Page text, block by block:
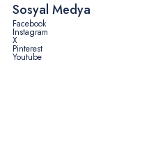
Sosyal Medya
Facebook
Instagram
X
Pinterest
Youtube